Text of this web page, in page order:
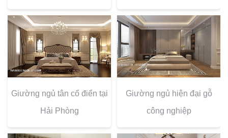
Giường ngủ tân cổ điển tại
Hải Phòng
Giường ngủ hiện đại gỗ
công nghiệp